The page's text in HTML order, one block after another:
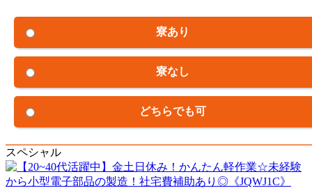
寮あり
寮なし
どちらでも可
スペシャル